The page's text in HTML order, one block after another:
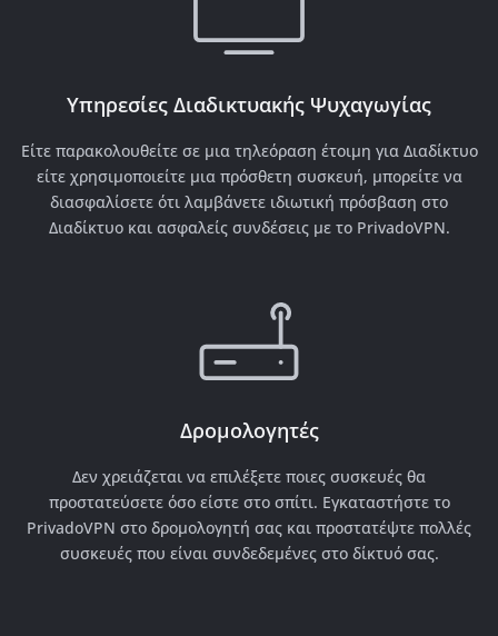
Υπηρεσίες Διαδικτυακής Ψυχαγωγίας
Είτε παρακολουθείτε σε μια τηλεόραση έτοιμη για Διαδίκτυο
είτε χρησιμοποιείτε μια πρόσθετη συσκευή, μπορείτε να
διασφαλίσετε ότι λαμβάνετε ιδιωτική πρόσβαση στο
Διαδίκτυο και ασφαλείς συνδέσεις με το PrivadoVPN.
Δρομολογητές
Δεν χρειάζεται να επιλέξετε ποιες συσκευές θα
προστατεύσετε όσο είστε στο σπίτι. Εγκαταστήστε το
PrivadoVPN στο δρομολογητή σας και προστατέψτε πολλές
συσκευές που είναι συνδεδεμένες στο δίκτυό σας.